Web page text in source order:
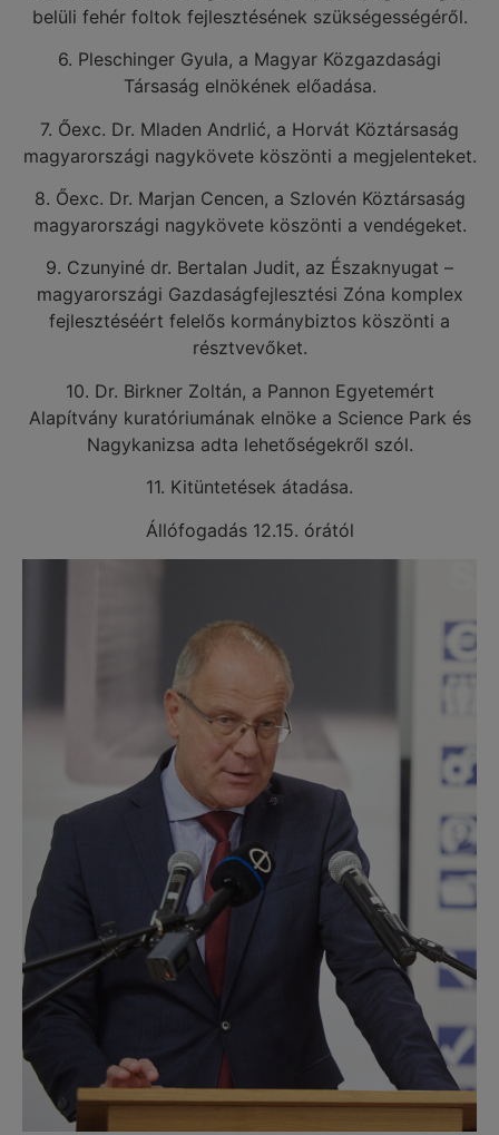
belüli fehér foltok fejlesztésének szükségességéről.
6. Pleschinger Gyula, a Magyar Közgazdasági
Társaság elnökének előadása.
7. Őexc. Dr. Mladen Andrlić, a Horvát Köztársaság
magyarországi nagykövete köszönti a megjelenteket.
8. Őexc. Dr. Marjan Cencen, a Szlovén Köztársaság
magyarországi nagykövete köszönti a vendégeket.
9. Czunyiné dr. Bertalan Judit, az Északnyugat –
magyarországi Gazdaságfejlesztési Zóna komplex
fejlesztéséért felelős kormánybiztos köszönti a
résztvevőket.
10. Dr. Birkner Zoltán, a Pannon Egyetemért
Alapítvány kuratóriumának elnöke a Science Park és
Nagykanizsa adta lehetőségekről szól.
11. Kitüntetések átadása.
Állófogadás 12.15. órától